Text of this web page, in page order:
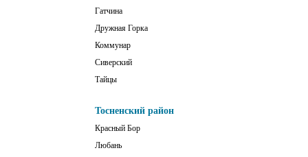
Гатчина
Дружная Горка
Коммунар
Сиверский
Тайцы
Тосненский район
Красный Бор
Любань